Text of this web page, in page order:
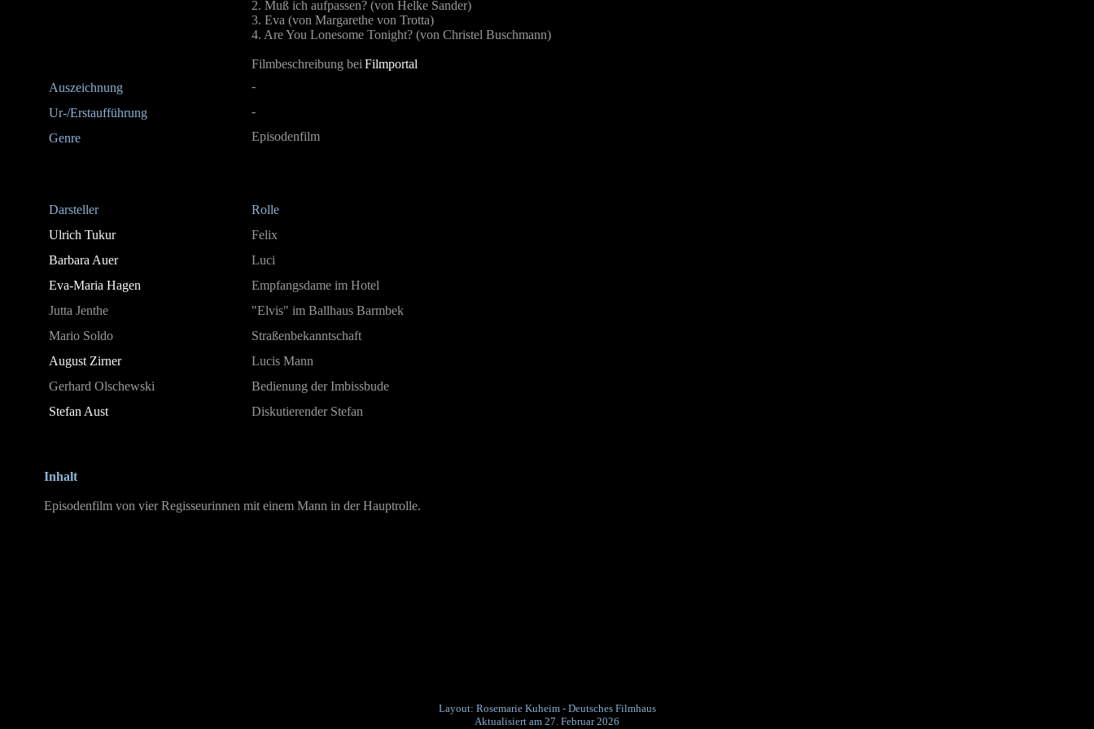
2. Muß ich aufpassen? (von Helke Sander)
3. Eva (von Margarethe von Trotta)
4. Are You Lonesome Tonight? (von Christel Buschmann)
Filmbeschreibung bei Filmportal
Auszeichnung
-
Ur-/Erstaufführung
-
Genre
Episodenfilm
Darsteller
Rolle
Ulrich Tukur
Felix
Barbara Auer
Luci
Eva-Maria Hagen
Empfangsdame im Hotel
Jutta Jenthe
"Elvis" im Ballhaus Barmbek
Mario Soldo
Straßenbekanntschaft
August Zirner
Lucis Mann
Gerhard Olschewski
Bedienung der Imbissbude
Stefan Aust
Diskutierender Stefan
Inhalt
Episodenfilm von vier Regisseurinnen mit einem Mann in der Hauptrolle.
Layout: Rosemarie Kuheim - Deutsches Filmhaus
Aktualisiert am 27. Februar 2026